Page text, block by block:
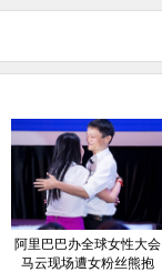
阿里巴巴办全球女性大会
马云现场遭女粉丝熊抱